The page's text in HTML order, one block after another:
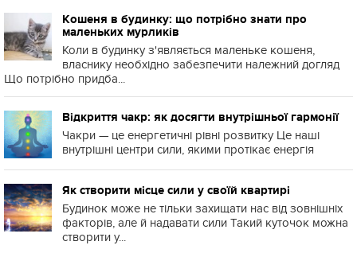
Кошеня в будинку: що потрібно знати про
маленьких мурликів
Коли в будинку з'являється маленьке кошеня,
власнику необхідно забезпечити належний догляд
Що потрібно придба...
Відкриття чакр: як досягти внутрішньої гармонії
Чакри — це енергетичні рівні розвитку Це наші
внутрішні центри сили, якими протікає енергія
Як створити місце сили у своїй квартирі
Будинок може не тільки захищати нас від зовнішніх
факторів, але й надавати сили Такий куточок можна
створити у...